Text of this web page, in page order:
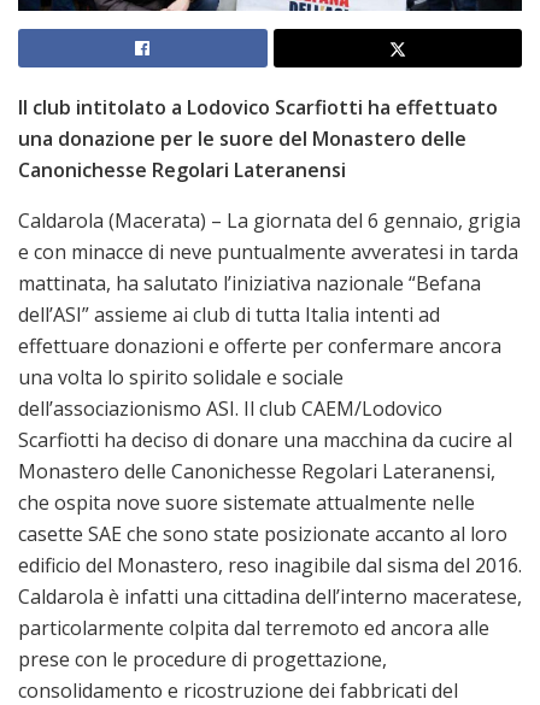
Il club intitolato a Lodovico Scarfiotti ha effettuato
una donazione per le suore del Monastero delle
Canonichesse Regolari Lateranensi
Caldarola (Macerata) – La giornata del 6 gennaio, grigia
e con minacce di neve puntualmente avveratesi in tarda
mattinata, ha salutato l’iniziativa nazionale “Befana
dell’ASI” assieme ai club di tutta Italia intenti ad
effettuare donazioni e offerte per confermare ancora
una volta lo spirito solidale e sociale
dell’associazionismo ASI. Il club CAEM/Lodovico
Scarfiotti ha deciso di donare una macchina da cucire al
Monastero delle Canonichesse Regolari Lateranensi,
che ospita nove suore sistemate attualmente nelle
casette SAE che sono state posizionate accanto al loro
edificio del Monastero, reso inagibile dal sisma del 2016.
Caldarola è infatti una cittadina dell’interno maceratese,
particolarmente colpita dal terremoto ed ancora alle
prese con le procedure di progettazione,
consolidamento e ricostruzione dei fabbricati del